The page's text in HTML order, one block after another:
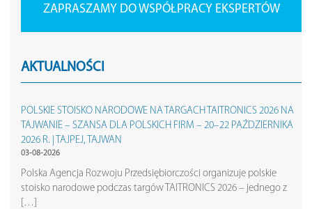
ZAPRASZAMY DO WSPÓŁPRACY EKSPERTÓW
AKTUALNOŚCI
POLSKIE STOISKO NARODOWE NA TARGACH TAITRONICS 2026 NA
TAJWANIE – SZANSA DLA POLSKICH FIRM – 20–22 PAŹDZIERNIKA
2026 R. | TAJPEJ, TAJWAN
03-08-2026
Polska Agencja Rozwoju Przedsiębiorczości organizuje polskie
stoisko narodowe podczas targów TAITRONICS 2026 – jednego z
[…]